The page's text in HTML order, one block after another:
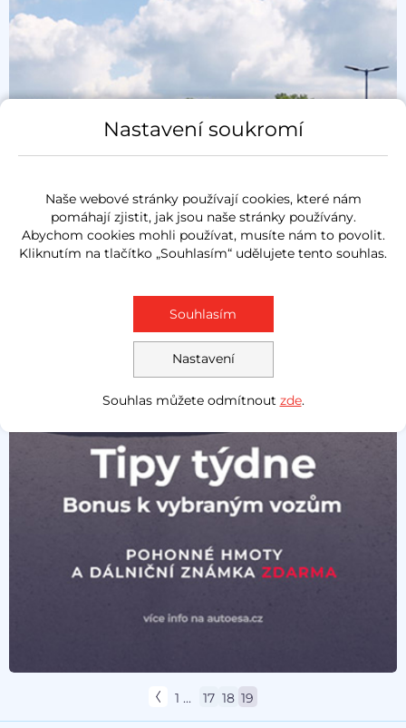
1 ... 17 18 19
Nastavení soukromí
Naše webové stránky používají cookies, které nám
pomáhají zjistit, jak jsou naše stránky používány.
Abychom cookies mohli používat, musíte nám to povolit.
Kliknutím na tlačítko „Souhlasím“ udělujete tento souhlas.
Nastavení
Souhlasím
Souhlas můžete odmítnout zde.